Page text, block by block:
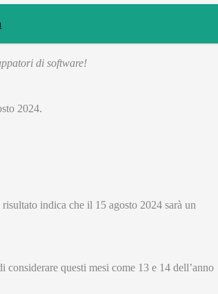
di software!
2024.
indica che il 15 agosto 2024 sarà un
considerare questi mesi come 13 e 14 dell’anno